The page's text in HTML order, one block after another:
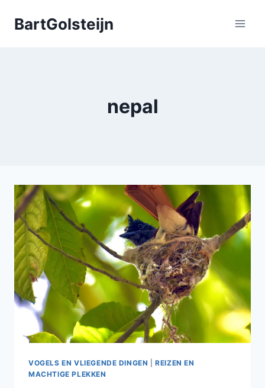
naarBartGolsteijn
nepal
VOGELS EN VLIEGENDE DINGEN |REIZEN EN
MACHTIGE PLEKKEN